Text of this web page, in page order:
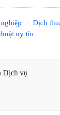
Dịch
uy tín
Dịch vụ